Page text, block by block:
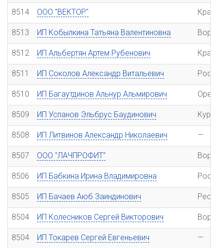
8514 ООО "ВЕКТОР"
8513 ИП Кобылкина Татьяна Валентиновна
8512 ИП Альбертян Артем Рубенович
8511 ИП Соколов Александр Витальевич
8510 ИП Багаутдинов Альнур Альмирович
8509 ИП Успанов Эльбрус Баудинович
8508 ИП Литвинов Александр Николаевич —
8507 ООО "ЛАЧПРОФИТ"
8506 ИП Бабкина Ирина Владимировна
8505 ИП Бачаев Аюб Заиндинович
8504 ИП Колесников Сергей Викторович
8504 ИП Токарев Сергей Евгеньевич —